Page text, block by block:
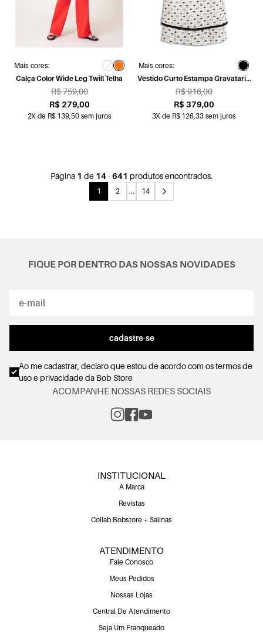
Mais cores:
Calça Color Wide Leg Twill Telha
R$ 759,00
R$ 279,00
2X de R$ 139,50 sem juros
Mais cores:
Vestido Curto Estampa Gravataria
Play Estampado
R$ 916,00
R$ 379,00
3X de R$ 126,33 sem juros
Página 1 de 14-641 produtos encontrados.
1 2 ... 14
FIQUE POR DENTRO DAS NOSSAS NOVIDADES
cadastre-se
Ao me cadastrar, declaro que estou de acordo com ostermos de
uso e privacidadeda Bob Store
ACOMPANHE NOSSAS REDES SOCIAIS
INSTITUCIONAL
A Marca
Revistas
Collab Bobstore + Salinas
ATENDIMENTO
Fale Conosco
Meus Pedidos
Nossas Lojas
Central De Atendimento
Seja Um Franqueado